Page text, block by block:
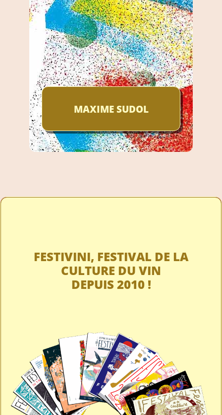
MAXIME SUDOL
FESTIVINI, FESTIVAL DE LA
CULTURE DU VIN
DEPUIS 2010 !